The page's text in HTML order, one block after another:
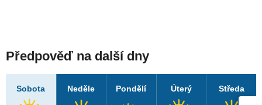
Předpověď na další dny
Sobota Neděle Pondělí Úterý Středa